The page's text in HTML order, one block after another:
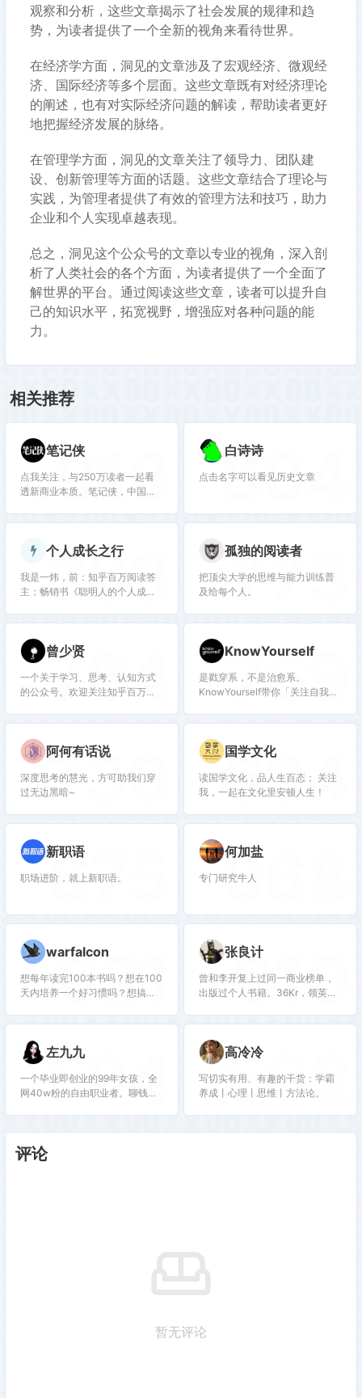
观察和分析，这些文章揭示了社会发展的规律和趋
势，为读者提供了一个全新的视角来看待世界。
在经济学方面，洞见的文章涉及了宏观经济、微观经
济、国际经济等多个层面。这些文章既有对经济理论
的阐述，也有对实际经济问题的解读，帮助读者更好
地把握经济发展的脉络。
在管理学方面，洞见的文章关注了领导力、团队建
设、创新管理等方面的话题。这些文章结合了理论与
实践，为管理者提供了有效的管理方法和技巧，助力
企业和个人实现卓越表现。
总之，洞见这个公众号的文章以专业的视角，深入剖
析了人类社会的各个方面，为读者提供了一个全面了
解世界的平台。通过阅读这些文章，读者可以提升自
己的知识水平，拓宽视野，增强应对各种问题的能
力。
相关推荐
笔记侠
点我关注，与250万读者一起看
透新商业本质。笔记侠，中国新
篇干货笔记，宏观趋势、组织管
搜索。
918 白诗诗
点击名字可以看见历史文章
804
个人成长之行
我是一炜，前：知乎百万阅读答
主；畅销书《聪明人的个人成
为海外财务经理。现：加密投资
「RichDAO」联合发起人。从传
统职场到投资/创业，分享个人成
长相关真实体验&思考。
788 孤独的阅读者
把顶尖大学的思维与能力训练普
及给每个人。773
曾少贤
一个关于学习、思考、认知方式
的公众号。欢迎关注知乎百万赞
764 KnowYourself
是戳穿系，不是治愈系。
KnowYourself带你「关注自我和
app。
759
阿何有话说
深度思考的慧光，方可助我们穿
过无边黑暗~730 国学文化
读国学文化，品人生百态； 关注
我，一起在文化里安顿人生！
694
新职语
职场进阶，就上新职语。
675 何加盐
专门研究牛人
668
warfalcon
想每年读完100本书吗？想在100
天内培养一个好习惯吗？想搞定
我，让你成为一个行动者，跟几
100天行动
621 张良计
曾和李开复上过同一商业榜单，
出版过个人书籍。36Kr，领英专
长，商业创业咨询。带你参透人
610
左九九
一个毕业即创业的99年女孩，全
网40w粉的自由职业者。聊钱聊
594 高冷冷
写切实有用、有趣的干货：学霸
养成丨心理丨思维丨方法论。
592
评论
暂无评论